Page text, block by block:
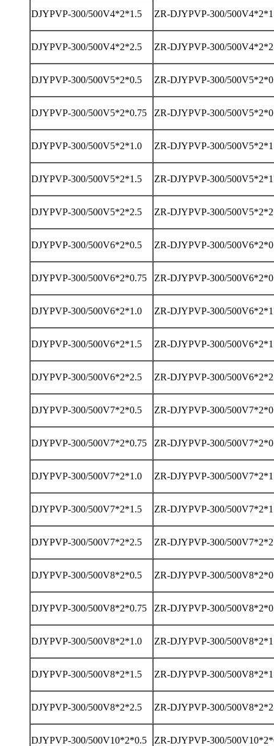
DJYPVP-300/500V4*2*1.5 ZR-DJYPVP-300/
DJYPVP-300/500V4*2*2.5 ZR-DJYPVP-300/
DJYPVP-300/500V5*2*0.5 ZR-DJYPVP-300/
DJYPVP-300/500V5*2*0.75 ZR-DJYPVP-300/
DJYPVP-300/500V5*2*1.0 ZR-DJYPVP-300/
DJYPVP-300/500V5*2*1.5 ZR-DJYPVP-300/
DJYPVP-300/500V5*2*2.5 ZR-DJYPVP-300/
DJYPVP-300/500V6*2*0.5 ZR-DJYPVP-300/
DJYPVP-300/500V6*2*0.75 ZR-DJYPVP-300/
DJYPVP-300/500V6*2*1.0 ZR-DJYPVP-300/
DJYPVP-300/500V6*2*1.5 ZR-DJYPVP-300/
DJYPVP-300/500V6*2*2.5 ZR-DJYPVP-300/
DJYPVP-300/500V7*2*0.5 ZR-DJYPVP-300/
DJYPVP-300/500V7*2*0.75 ZR-DJYPVP-300/
DJYPVP-300/500V7*2*1.0 ZR-DJYPVP-300/
DJYPVP-300/500V7*2*1.5 ZR-DJYPVP-300/
DJYPVP-300/500V7*2*2.5 ZR-DJYPVP-300/
DJYPVP-300/500V8*2*0.5 ZR-DJYPVP-300/
DJYPVP-300/500V8*2*0.75 ZR-DJYPVP-300/
DJYPVP-300/500V8*2*1.0 ZR-DJYPVP-300/
DJYPVP-300/500V8*2*1.5 ZR-DJYPVP-300/
DJYPVP-300/500V8*2*2.5 ZR-DJYPVP-300/
DJYPVP-300/500V10*2*0.5 ZR-DJYPVP-300/